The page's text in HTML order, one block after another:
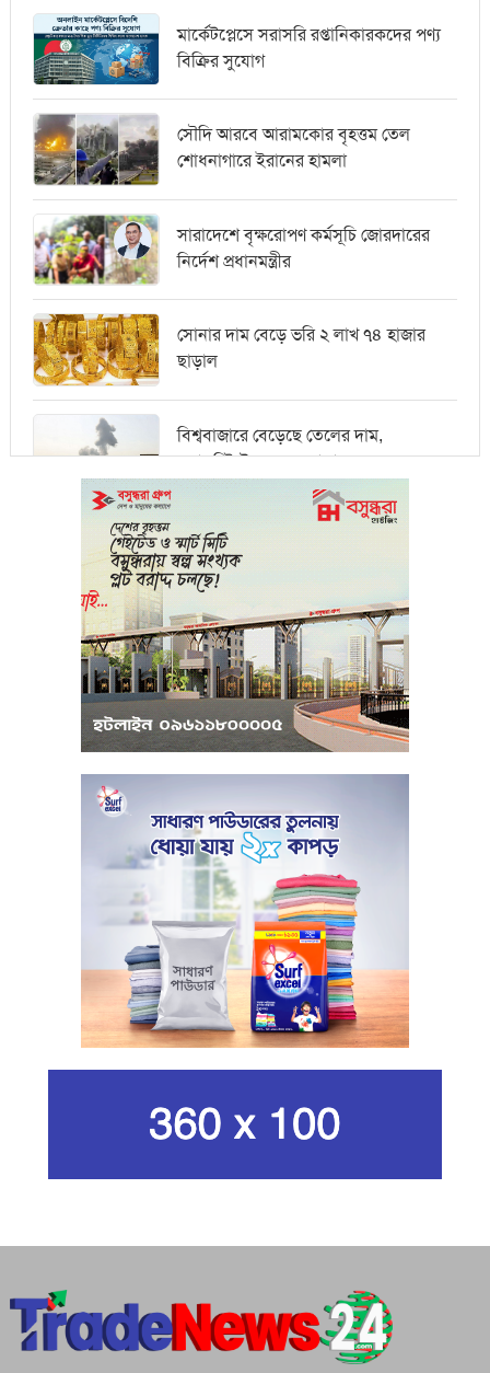
মার্কেটপ্লেসে সরাসরি রপ্তানিকারকদের পণ্য
বিক্রির সুযোগ
সৌদি আরবে আরামকোর বৃহত্তম তেল
শোধনাগারে ইরানের হামলা
সারাদেশে বৃক্ষরোপণ কর্মসূচি জোরদারের
নির্দেশ প্রধানমন্ত্রীর
সোনার দাম বেড়ে ভরি ২ লাখ ৭৪ হাজার
ছাড়াল
বিশ্ববাজারে বেড়েছে তেলের দাম,
ওয়ালস্ট্রিটে পতনের আভাস
মধ্যপ্রাচ্যে সংকটের কারণে কার্গো পরিবহনে
বিঘ্ন ঘটছে
পরিবেশবান্ধব উদ্যোক্তারা ইউসিবি থেকে
পাবেন ২৫ লাখ টাকা ঋণ
পুঁজিবাজারে অনিয়মের তথ্য প্রদানকারীর
সুরক্ষায় বিধিমালা প্রণয়ন
খামেনি হত্যার প্রতিশোধ নেওয়ার ঘোষণা
ইরানের রেভোল্যুশনারি গার্ডের
কার্বন কারখানার ধোঁয়ায় ক্ষতির মুখে কৃষি ও
পরিবেশ
ইরানের সর্বোচ্চ ধর্মীয় নেতা খামেনি নিহত
গান দিয়ে তারুণ্যে আধুনিকতা আনতে
শপথ করি যেন, আমাদের কাজগুলো মানুষের
ভাগ্যের পরিবর্তনের জন্য হয়: প্রধানমন্ত্রী